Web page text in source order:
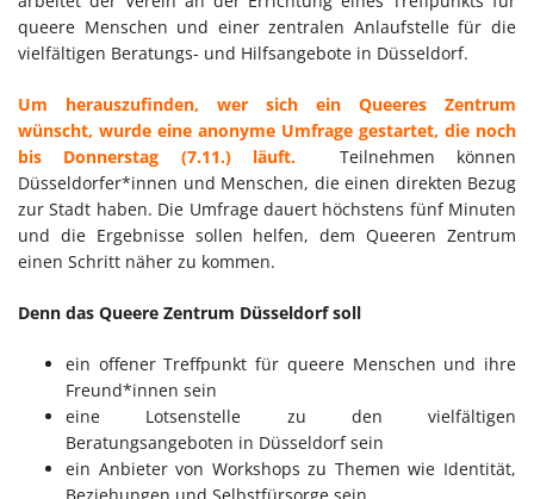
queere Menschen und einer zentralen Anlaufstelle für die
vielfältigen Beratungs- und Hilfsangebote in Düsseldorf.
Um herauszufinden, wer sich ein Queeres Zentrum
wünscht, wurde eine anonyme Umfrage gestartet, die noch
bis Donnerstag (7.11.) läuft.
Teilnehmen können
Düsseldorfer*innen und Menschen, die einen direkten Bezug
zur Stadt haben. Die Umfrage dauert höchstens fünf Minuten
und die Ergebnisse sollen helfen, dem Queeren Zentrum
einen Schritt näher zu kommen.
Denn das Queere Zentrum Düsseldorf soll
ein offener Treffpunkt für queere Menschen und ihre
Freund*innen sein
eine Lotsenstelle zu den vielfältigen
Beratungsangeboten in Düsseldorf sein
ein Anbieter von Workshops zu Themen wie Identität,